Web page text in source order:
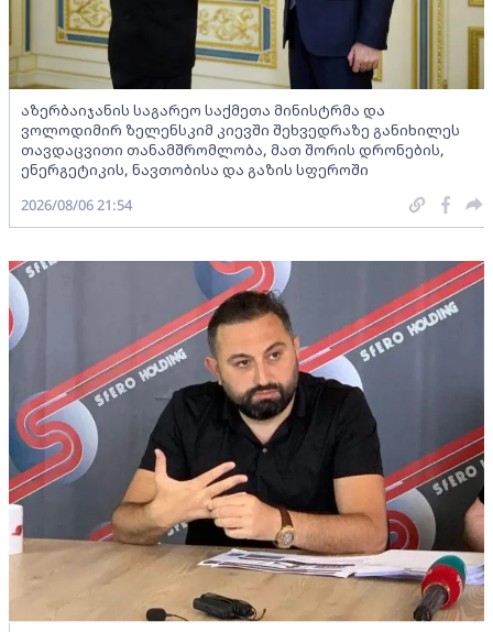
აზერბაიჯანის საგარეო საქმეთა მინისტრმა და
ვოლოდიმირ ზელენსკიმ კიევში შეხვედრაზე განიხილეს
თავდაცვითი თანამშრომლობა, მათ შორის დრონების,
ენერგეტიკის, ნავთობისა და გაზის სფეროში
2026/08/06 21:54